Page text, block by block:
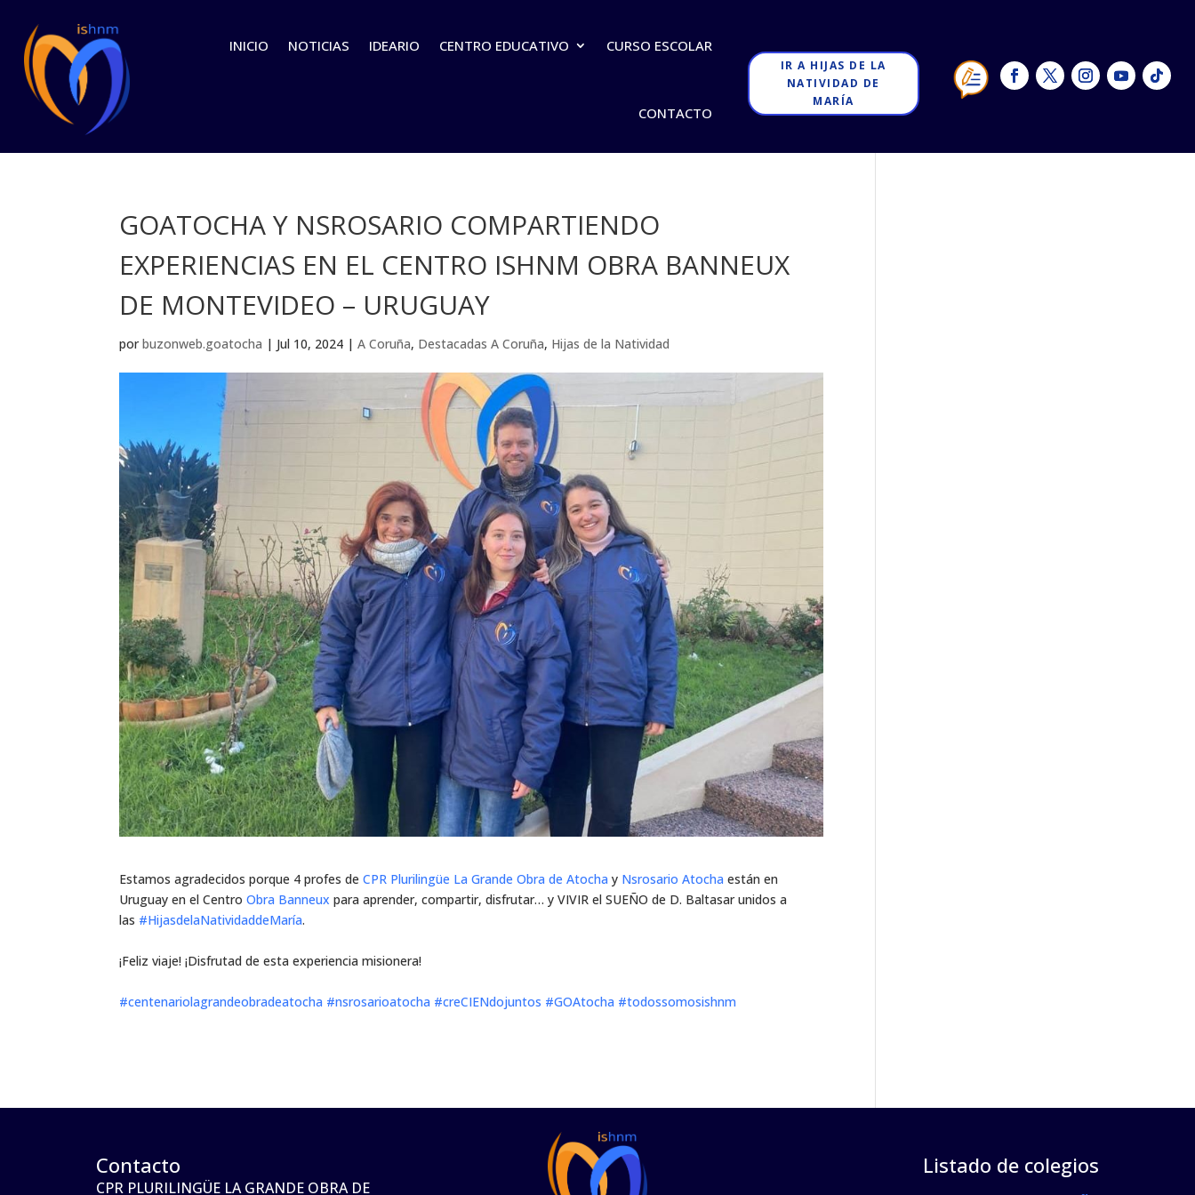
INICIO NOTICIAS IDEARIO CENTRO EDUCATIVO CURSO ESCOLAR
CONTACTO
IR A HIJAS DE LA
NATIVIDAD DE
MARÍA
GOATOCHA Y NSROSARIO COMPARTIENDO
EXPERIENCIAS EN EL CENTRO ISHNM OBRA BANNEUX
DE MONTEVIDEO – URUGUAY
porbuzonweb.goatocha | Jul 10, 2024 |A Coruña, Destacadas A Coruña, Hijas de la Natividad
Estamos agradecidos porque 4 profes deCPR Plurilingüe La Grande Obra de Atocha y Nsrosario Atocha están en
Uruguay en el CentroObra Banneux para aprender, compartir, disfrutar… y VIVIR el SUEÑO de D. Baltasar unidos a
las #HijasdelaNatividaddeMaría.
¡Feliz viaje! ¡Disfrutad de esta experiencia misionera!
#centenariolagrandeobradeatocha #nsrosarioatocha #creCIENdojuntos #GOAtocha #todossomosishnm
Contacto
CPR PLURILINGÜE LA GRANDE OBRA DE
Listado de colegios